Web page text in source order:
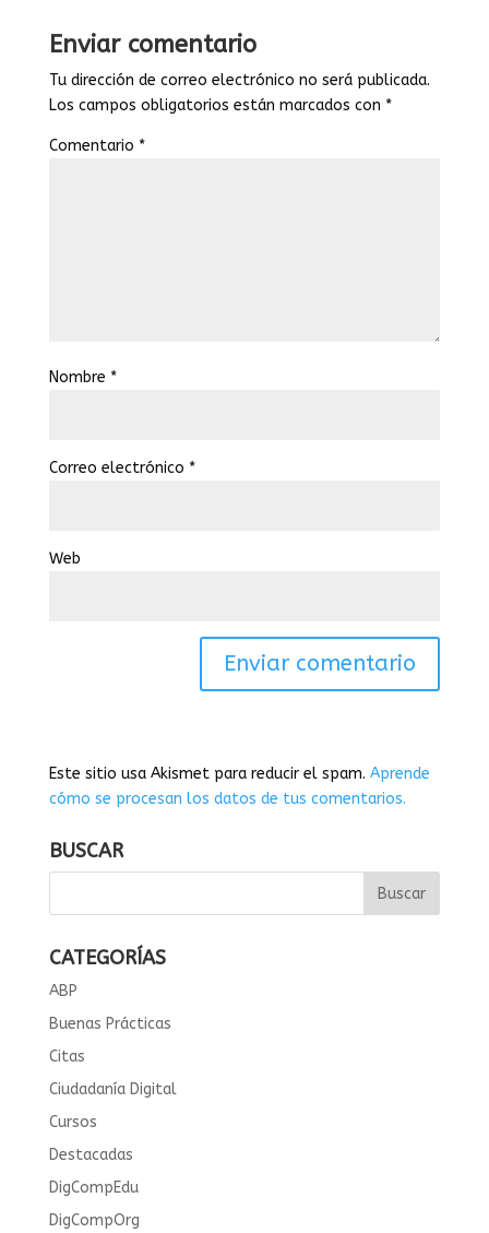
Enviar comentario
Tu dirección de correo electrónico no será publicada.
Los campos obligatorios están marcados con *
Comentario *
Nombre *
Correo electrónico *
Web
Este sitio usa Akismet para reducir el spam. Aprende
cómo se procesan los datos de tus comentarios.
BUSCAR
CATEGORÍAS
ABP
Buenas Prácticas
Citas
Ciudadanía Digital
Cursos
Destacadas
DigCompEdu
DigCompOrg